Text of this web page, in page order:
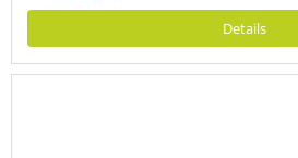
Details